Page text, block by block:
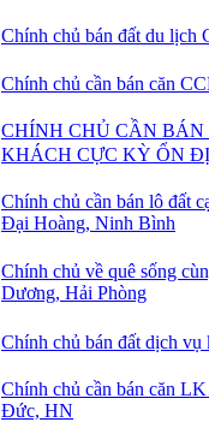
Chính chủ bán đất du lịch
Chính chủ cần bán căn
CHÍNH CHỦ CẦN BÁN
KHÁCH CỰC KỲ ỔN
Chính chủ cần bán lô đất
Đại Hoàng, Ninh Bình
Chính chủ về quê sống
Dương, Hải Phòng
Chính chủ bán đất dịch
Chính chủ cần bán căn
Đức, HN